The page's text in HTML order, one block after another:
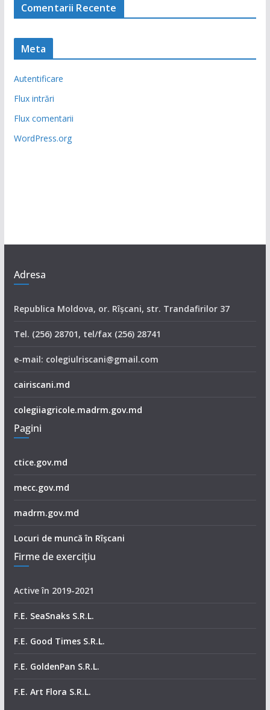
Comentarii Recente
Meta
Autentificare
Flux intrări
Flux comentarii
WordPress.org
Adresa
Republica Moldova, or. Rîşcani, str. Trandafirilor 37
Tel. (256) 28701, tel/fax (256) 28741
e-mail: colegiulriscani@gmail.com
cairiscani.md
colegiiagricole.madrm.gov.md
Pagini
ctice.gov.md
mecc.gov.md
madrm.gov.md
Locuri de muncă în Rîșcani
Firme de exerciţiu
Active în 2019-2021
F.E. SeaSnaks S.R.L.
F.E. Good Times S.R.L.
F.E. GoldenPan S.R.L.
F.E. Art Flora S.R.L.